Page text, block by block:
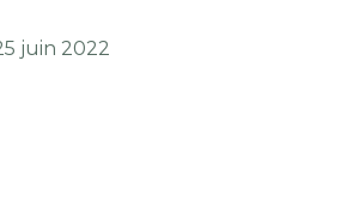
juin 2022